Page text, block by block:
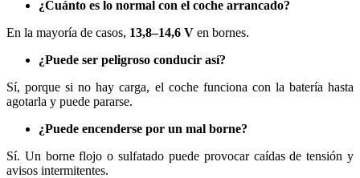
¿Cuánto es lo normal con el coche arrancado?
En la mayoría de casos, 13,8–14,6 V en bornes.
¿Puede ser peligroso conducir así?
Sí, porque si no hay carga, el coche funciona con la batería hasta
agotarla y puede pararse.
¿Puede encenderse por un mal borne?
Sí. Un borne flojo o sulfatado puede provocar caídas de tensión y
avisos intermitentes.